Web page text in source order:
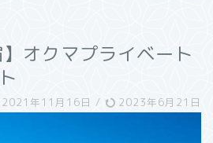
】オクマプライベート
2021年11月16日 / 2023年6月21日